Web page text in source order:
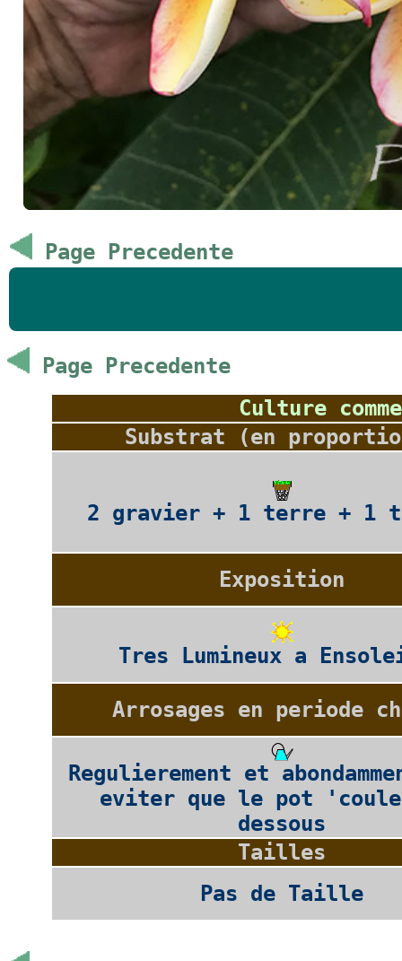
Page Precedente
Page Precedente
Culture
Substrat (en
2 gravier + 1 terre + 1
Exposition
Tres Lumineux a
Arrosages en periode
Regulierement et
eviter que le pot
dessous
Tailles
Pas de Taille